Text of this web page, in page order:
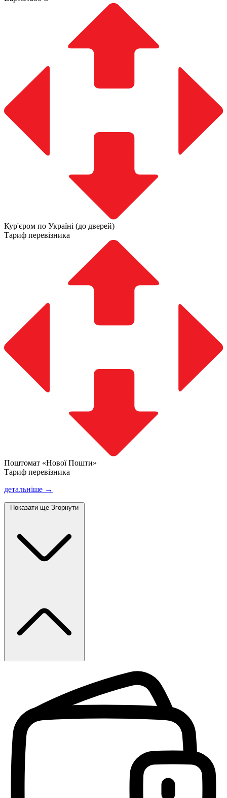
Кур'єром по Україні (до дверей)
Тариф перевізника
Поштомат «Нової Пошти»
Тариф перевізника
детальніше →
Показати ще Згорнути